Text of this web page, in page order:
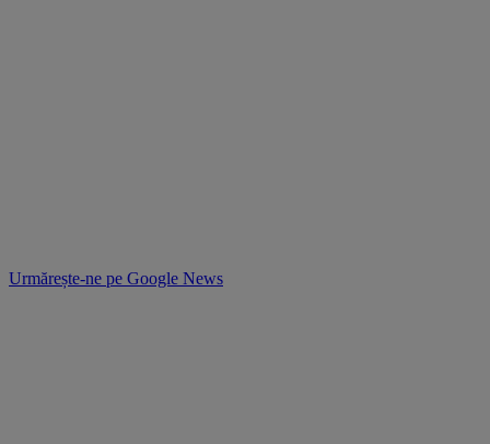
Urmărește-ne pe Google News